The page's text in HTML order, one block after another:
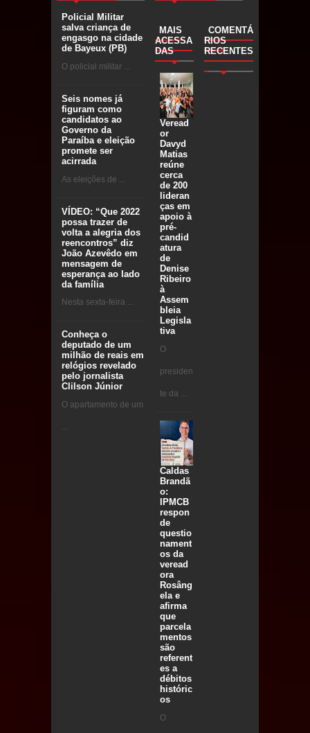
Policial Militar
salva criança de
engasgo na cidade
de Bayeux (PB)
O policial militar ...
Seis nomes já
figuram como
candidatos ao
Governo da
Paraíba e eleição
promete ser
acirrada
As eleições de ...
VÍDEO: “Que 2022
possa trazer de
volta a alegria dos
reencontros” diz
João Azevêdo em
mensagem de
esperança ao lado
da família
Nesta sexta-feira ...
Conheça o
deputado de um
milhão de reais em
relógios revelado
pelo jornalista
Clilson Júnior
O apartamento de um
...
MAIS
ACESSA
DAS
Veread
or
Davyd
Matias
reúne
cerca
de 200
lideran
ças em
apoio à
pré-
candid
atura
de
Denise
Ribeiro
à
Assem
bleia
Legisla
tiva
O
presiden
te da ...
Caldas
Brandã
o:
IPMCB
respon
de
questio
nament
os da
veread
ora
Rosâng
ela e
afirma
que
parcela
mentos
são
referent
es a
débitos
históric
os
O
COMENTÁ
RIOS
RECENTES